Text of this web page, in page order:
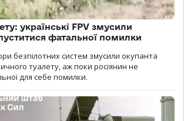
українські FPV змусили
фатальної помилки
безпілотних систем змусили окупанта
туалету, аж поки росіянин не
для себе помилки.